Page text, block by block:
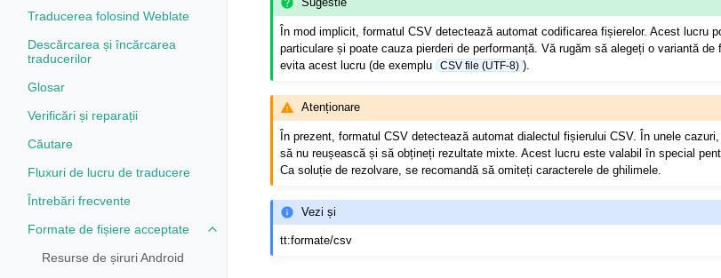
Traducerea folosind Weblate
Descărcarea și încărcarea
traducerilor
Glosar
Verificări și reparații
Căutare
Fluxuri de lucru de traducere
Întrebări frecvente
Formate de fișiere acceptate
Toggle navigation of Formate de fișiere acceptate
Resurse de șiruri Android
În mod implicit, formatul CSV detectează automat codificarea fișierelor. Acest lucru
particulare și poate cauza pierderi de performanță. Vă rugăm să alegeți o variantă
evita acest lucru (de exemplu CSV file (UTF-8) ).
Atenționare
În prezent, formatul CSV detectează automat dialectul fișierului CSV. În unele
să nu reușească și să obțineți rezultate mixte. Acest lucru este valabil în special
Ca soluție de rezolvare, se recomandă să omiteți caracterele de ghilimele.
Vezi și
tt:formate/csv